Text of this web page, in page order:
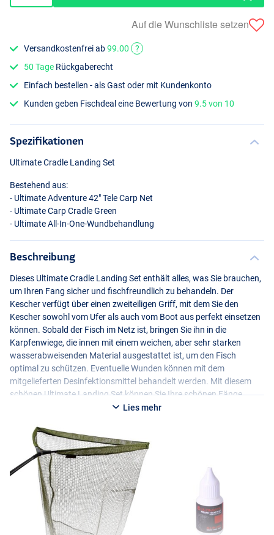
Auf die Wunschliste setzen
Versandkostenfrei ab99.00
?
50 Tage Rückgaberecht
Einfach bestellen - als Gast oder mit Kundenkonto
Kunden geben Fischdeal eine Bewertung von9.5 von 10
Spezifikationen
Ultimate Cradle Landing Set
Bestehend aus:
- Ultimate Adventure 42" Tele Carp Net
- Ultimate Carp Cradle Green
- Ultimate All-In-One-Wundbehandlung
Beschreibung
Dieses Ultimate Cradle Landing Set enthält alles, was Sie brauchen,
um Ihren Fang sicher und fischfreundlich zu behandeln. Der
Kescher verfügt über einen zweiteiligen Griff, mit dem Sie den
Kescher sowohl vom Ufer als auch vom Boot aus perfekt einsetzen
können. Sobald der Fisch im Netz ist, bringen Sie ihn in die
Karpfenwiege, die innen mit einem weichen, aber sehr starken
wasserabweisenden Material ausgestattet ist, um den Fisch
optimal zu schützen. Eventuelle Wunden können mit dem
mitgelieferten Desinfektionsmittel behandelt werden. Mit diesem
schönen Ultimate Landing Set können Sie Ihre schönen Fänge
sicher aushaken, messen, wiegen, fotografieren und sicher wieder
Spezifikationen:
Ultimate Adventure Carp Net Inc. Tele Steel
- Karpfen-Kescher
- Erhältlich in verschiedenen Größen
- 42 Zoll Arme
- Inklusive Teleskopgriff
- Stabiler Spreizblock aus Kunststoff
Lies mehr